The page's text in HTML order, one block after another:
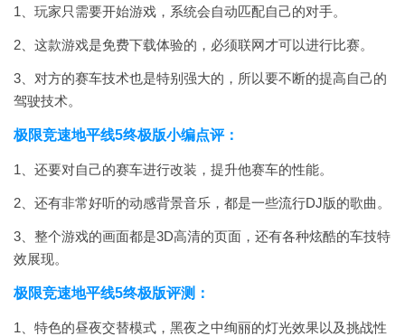
1、玩家只需要开始游戏，系统会自动匹配自己的对手。
2、这款游戏是免费下载体验的，必须联网才可以进行比赛。
3、对方的赛车技术也是特别强大的，所以要不断的提高自己的
驾驶技术。
极限竞速地平线5终极版小编点评：
1、还要对自己的赛车进行改装，提升他赛车的性能。
2、还有非常好听的动感背景音乐，都是一些流行DJ版的歌曲。
3、整个游戏的画面都是3D高清的页面，还有各种炫酷的车技特
效展现。
极限竞速地平线5终极版评测：
1、特色的昼夜交替模式，黑夜之中绚丽的灯光效果以及挑战性